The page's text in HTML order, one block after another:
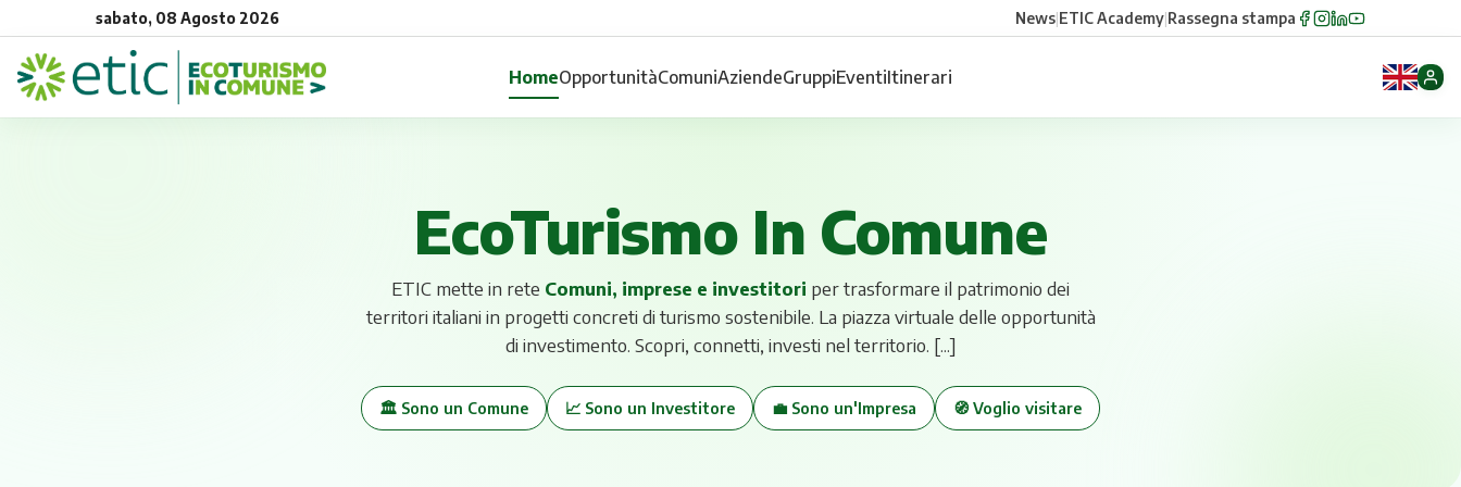
sabato, 08 Agosto 2026 News|ETIC Academy|Rassegna stampa
HomeOpportunitàComuniAziendeGruppiEventiItinerari
EcoTurismo In Comune
ETIC mette in rete Comuni, imprese e investitori per trasformare il patrimonio dei
territori italiani in progetti concreti di turismo sostenibile. La piazza virtuale delle opportunità
di investimento. Scopri, connetti, investi nel territorio. [...]
🏛️ Sono un Comune 📈 Sono un Investitore 💼 Sono un'Impresa 🧭 Voglio visitare